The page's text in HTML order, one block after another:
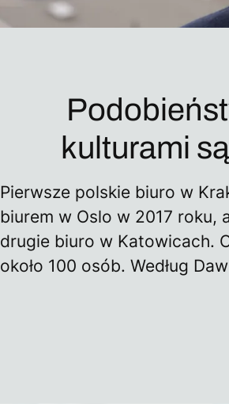
kulturami
Pierwsze polskie biuro w
biurem w Oslo w 2017 roku,
drugie biuro w Katowicach.
około 100 osób. Według